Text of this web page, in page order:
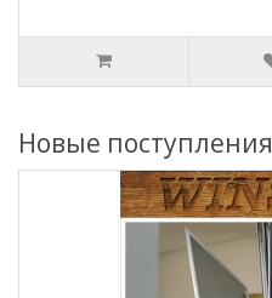
Новые поступления